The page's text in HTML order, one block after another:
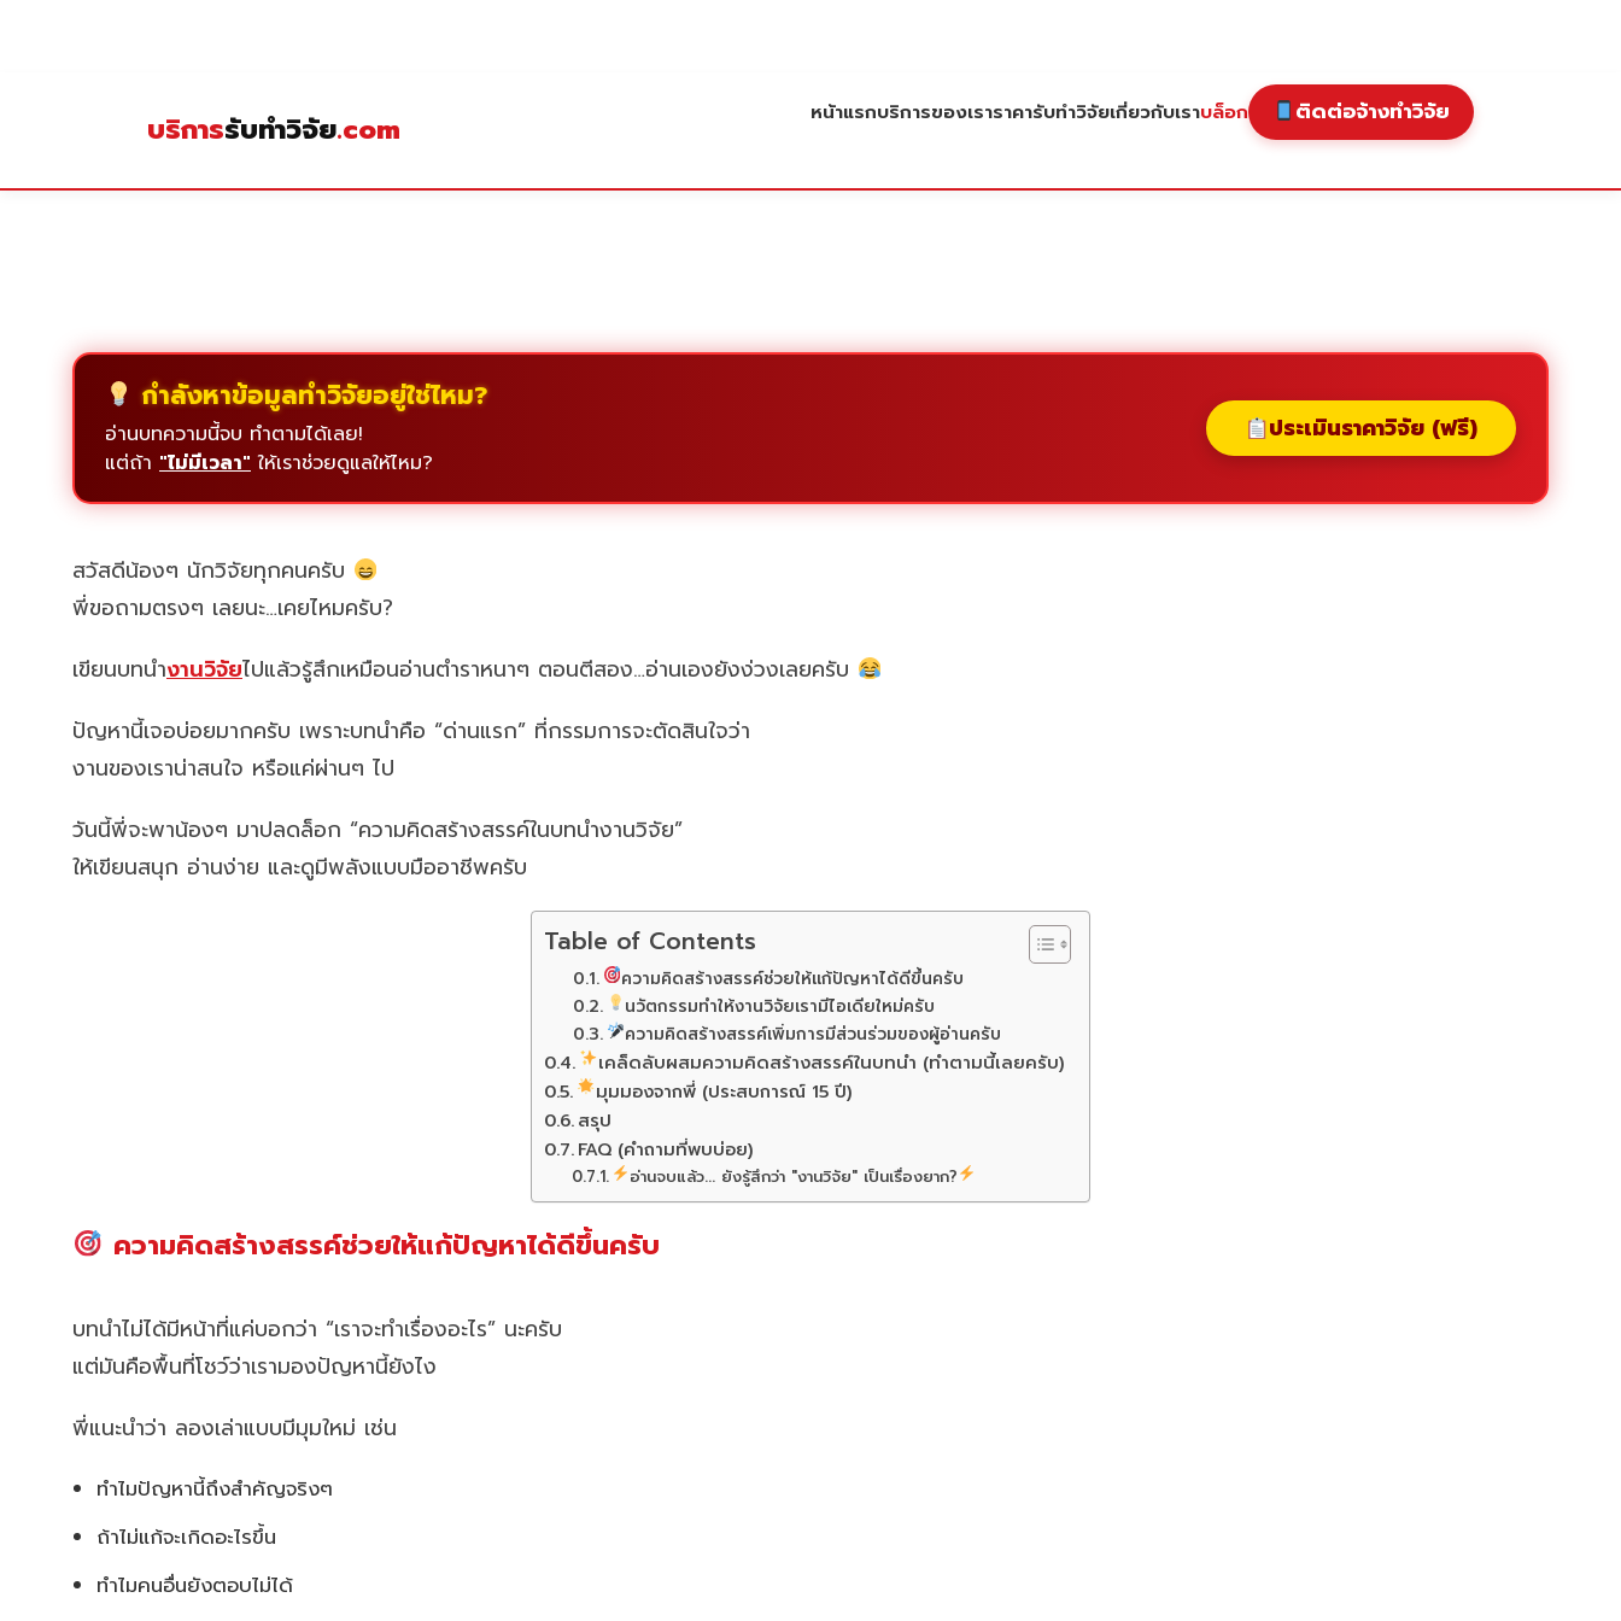
บริการรับทำวิจัย.com หน้าแรกบริการของเราราคารับทำวิจัยเกี่ยวกับเราบล็อก ติดต่อจ้างทำวิจัย
กำลังหาข้อมูลทำวิจัยอยู่ใช่ไหม?
อ่านบทความนี้จบ ทำตามได้เลย!
แต่ถ้า "ไม่มีเวลา" ให้เราช่วยดูแลให้ไหม?
ประเมินราคาวิจัย (ฟรี)
สวัสดีน้องๆ นักวิจัยทุกคนครับ
พี่ขอถามตรงๆ เลยนะ…เคยไหมครับ?
เขียนบทนำงานวิจัยไปแล้วรู้สึกเหมือนอ่านตำราหนาๆ ตอนตีสอง…อ่านเองยังง่วงเลยครับ
ปัญหานี้เจอบ่อยมากครับ เพราะบทนำคือ “ด่านแรก” ที่กรรมการจะตัดสินใจว่า
งานของเราน่าสนใจ หรือแค่ผ่านๆ ไป
วันนี้พี่จะพาน้องๆ มาปลดล็อก “ความคิดสร้างสรรค์ในบทนำงานวิจัย”
ให้เขียนสนุก อ่านง่าย และดูมีพลังแบบมืออาชีพครับ
Table of Contents
ความคิดสร้างสรรค์ช่วยให้แก้ปัญหาได้ดีขึ้นครับ
นวัตกรรมทำให้งานวิจัยเรามีไอเดียใหม่ครับ
ความคิดสร้างสรรค์เพิ่มการมีส่วนร่วมของผู้อ่านครับ
เคล็ดลับผสมความคิดสร้างสรรค์ในบทนำ (ทำตามนี้เลยครับ)
มุมมองจากพี่ (ประสบการณ์ 15 ปี)
สรุป
FAQ (คำถามที่พบบ่อย)
อ่านจบแล้ว... ยังรู้สึกว่า "งานวิจัย" เป็นเรื่องยาก?
ความคิดสร้างสรรค์ช่วยให้แก้ปัญหาได้ดีขึ้นครับ
บทนำไม่ได้มีหน้าที่แค่บอกว่า “เราจะทำเรื่องอะไร” นะครับ
แต่มันคือพื้นที่โชว์ว่าเรามองปัญหานี้ยังไง
พี่แนะนำว่า ลองเล่าแบบมีมุมใหม่ เช่น
ทำไมปัญหานี้ถึงสำคัญจริงๆ
ถ้าไม่แก้จะเกิดอะไรขึ้น
ทำไมคนอื่นยังตอบไม่ได้